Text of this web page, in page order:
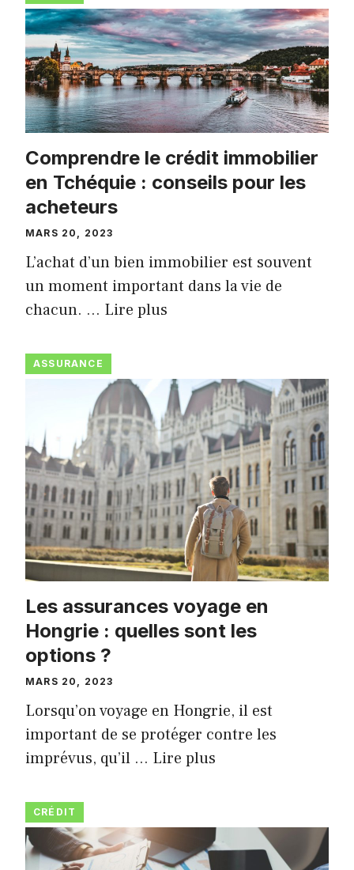
Comprendre le crédit immobilier
en Tchéquie : conseils pour les
acheteurs
MARS 20, 2023
L’achat d’un bien immobilier est souvent
un moment important dans la vie de
chacun. … Lire plus
ASSURANCE
Les assurances voyage en
Hongrie : quelles sont les
options ?
MARS 20, 2023
Lorsqu’on voyage en Hongrie, il est
important de se protéger contre les
imprévus, qu’il … Lire plus
CRÉDIT